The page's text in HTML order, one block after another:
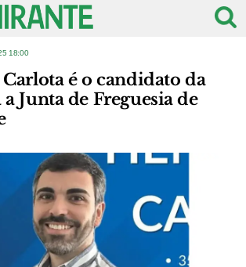
18:00
é o candidato da
Junta de Freguesia de